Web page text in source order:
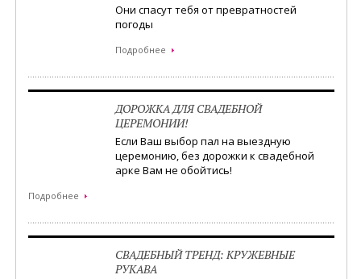
Они спасут тебя от превратностей
погоды
Подробнее
ДОРОЖКА ДЛЯ СВАДЕБНОЙ
ЦЕРЕМОНИИ!
Если Ваш выбор пал на выездную
церемонию, без дорожки к свадебной
арке Вам не обойтись!
Подробнее
СВАДЕБНЫЙ ТРЕНД: КРУЖЕВНЫЕ
РУКАВА